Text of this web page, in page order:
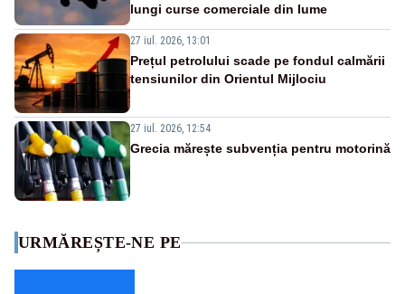
lungi curse comerciale din lume
27 iul. 2026, 13:01
Prețul petrolului scade pe fondul calmării
tensiunilor din Orientul Mijlociu
27 iul. 2026, 12:54
Grecia mărește subvenția pentru motorină
URMĂREȘTE-NE PE